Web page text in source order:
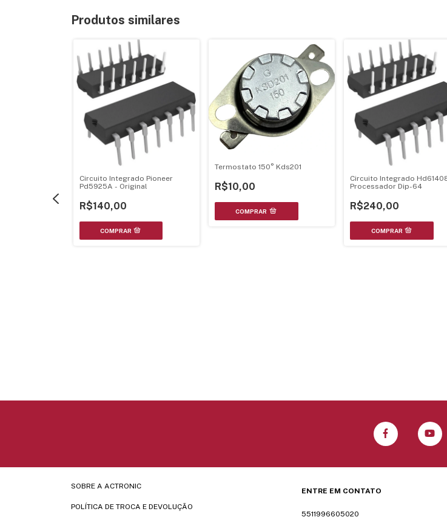
Produtos similares
Circuito Integrado Pioneer
Pd5925A - Original
R$140,00
Termostato 150° Kds201
R$10,00
Circuito Integrado
Processador Dip-64
R$240,00
SOBRE A ACTRONIC
POLÍTICA DE TROCA E DEVOLUÇÃO
ENTRE EM CONTATO
5511996605020